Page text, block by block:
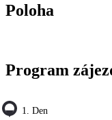
Poloha
Program
1. Den